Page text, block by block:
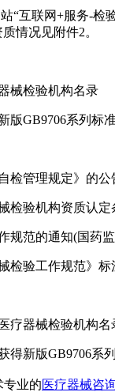
联网+服务-检
情况见附件2。
械检验机构名录
GB9706系列标
管理规定》的公
验机构资质认定
范的通知(国药监
验工作规范》标
器械检验机构名
新版GB9706系列
专业的医疗器械咨